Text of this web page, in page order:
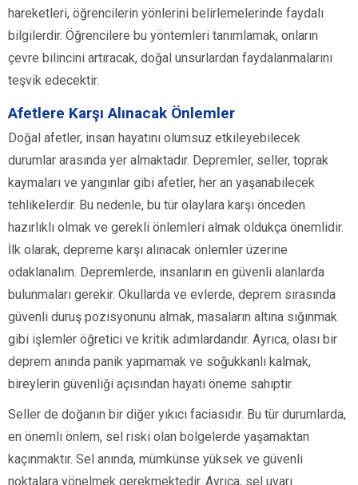
hareketleri, öğrencilerin yönlerini belirlemelerinde faydalı
bilgilerdir. Öğrencilere bu yöntemleri tanımlamak, onların
çevre bilincini artıracak, doğal unsurlardan faydalanmalarını
teşvik edecektir.
Afetlere Karşı Alınacak Önlemler
Doğal afetler, insan hayatını olumsuz etkileyebilecek
durumlar arasında yer almaktadır. Depremler, seller, toprak
kaymaları ve yangınlar gibi afetler, her an yaşanabilecek
tehlikelerdir. Bu nedenle, bu tür olaylara karşı önceden
hazırlıklı olmak ve gerekli önlemleri almak oldukça önemlidir.
İlk olarak, depreme karşı alınacak önlemler üzerine
odaklanalım. Depremlerde, insanların en güvenli alanlarda
bulunmaları gerekir. Okullarda ve evlerde, deprem sırasında
güvenli duruş pozisyonunu almak, masaların altına sığınmak
gibi işlemler öğretici ve kritik adımlardandır. Ayrıca, olası bir
deprem anında panik yapmamak ve soğukkanlı kalmak,
bireylerin güvenliği açısından hayati öneme sahiptir.
Seller de doğanın bir diğer yıkıcı faciasıdır. Bu tür durumlarda,
en önemli önlem, sel riski olan bölgelerde yaşamaktan
kaçınmaktır. Sel anında, mümkünse yüksek ve güvenli
noktalara yönelmek gerekmektedir. Ayrıca, sel uyarı